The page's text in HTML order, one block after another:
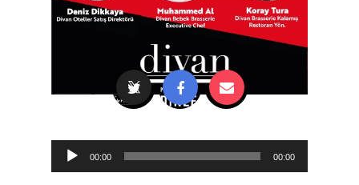
Audio
Player
00:00 00:00